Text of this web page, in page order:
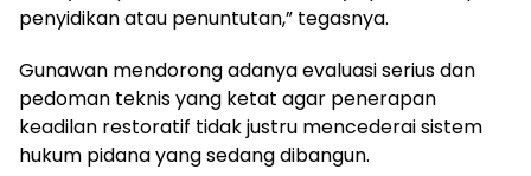
penyidikan atau penuntutan,” tegasnya.
Gunawan mendorong adanya evaluasi serius dan
pedoman teknis yang ketat agar penerapan
keadilan restoratif tidak justru mencederai sistem
hukum pidana yang sedang dibangun.